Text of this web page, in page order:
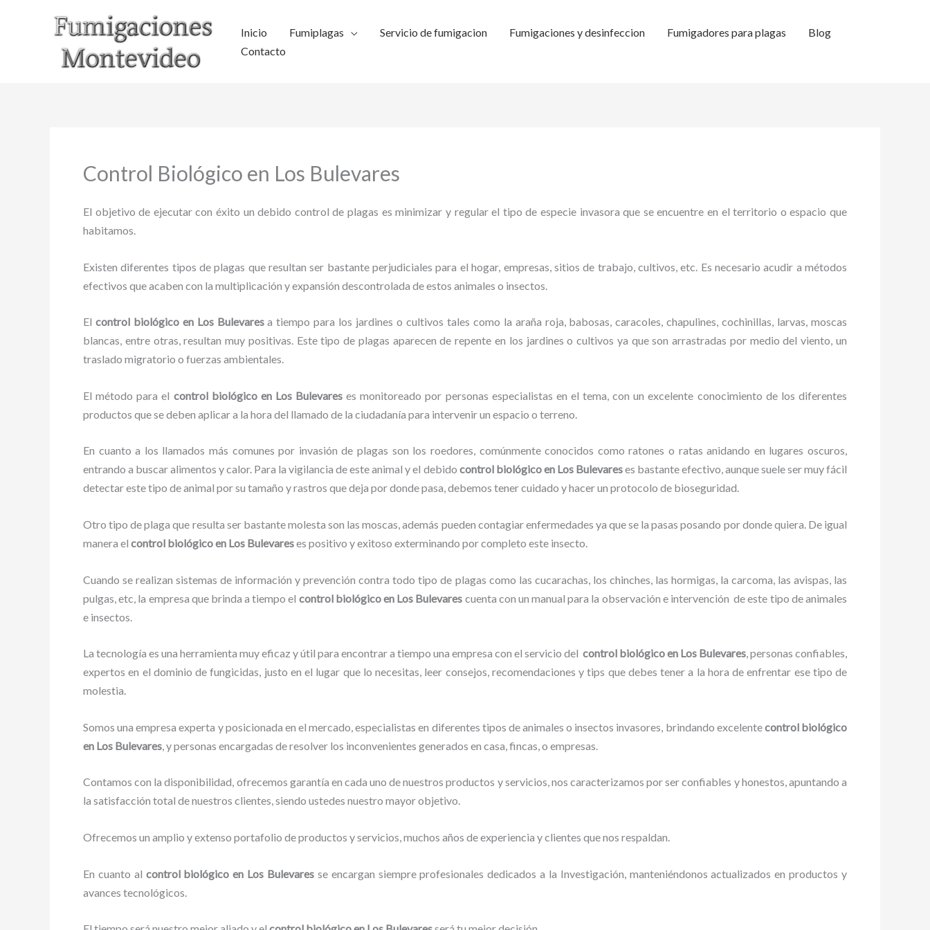
Inicio Fumiplagas Servicio de fumigacion Fumigaciones y desinfeccion Fumigadores para plagas
Blog
Contacto
Control Biológico en Los Bulevares
El objetivo de ejecutar con éxito un debido control de plagas es minimizar y regular el tipo de especie invasora que se encuentre en el territorio o espacio que
habitamos.
Existen diferentes tipos de plagas que resultan ser bastante perjudiciales para el hogar, empresas, sitios de trabajo, cultivos, etc. Es necesario acudir a métodos
efectivos que acaben con la multiplicación y expansión descontrolada de estos animales o insectos.
El control biológico en Los Bulevaresa tiempo para los jardines o cultivos tales como la araña roja, babosas, caracoles, chapulines, cochinillas, larvas, moscas
blancas, entre otras, resultan muy positivas. Este tipo de plagas aparecen de repente en los jardines o cultivos ya que son arrastradas por medio del viento, un
traslado migratorio o fuerzas ambientales.
El método para el control biológico en Los Bulevares es monitoreado por personas especialistas en el tema, con un excelente conocimiento de los diferentes
productos que se deben aplicar a la hora del llamado de la ciudadanía para intervenir un espacio o terreno.
En cuanto a los llamados más comunes por invasión de plagas son los roedores, comúnmente conocidos como ratones o ratas anidando en lugares oscuros,
entrando a buscar alimentos y calor. Para la vigilancia de este animal y el debido control biológico en Los Bulevareses bastante efectivo, aunque suele ser muy fácil
detectar este tipo de animal por su tamaño y rastros que deja por donde pasa, debemos tener cuidado y hacer un protocolo de bioseguridad.
Otro tipo de plaga que resulta ser bastante molesta son las moscas, además pueden contagiar enfermedades ya que se la pasas posando por donde quiera. De igual
manera el control biológico en Los Bulevareses positivo y exitoso exterminando por completo este insecto.
Cuando se realizan sistemas de información y prevención contra todo tipo de plagas como las cucarachas, los chinches, las hormigas, la carcoma, las avispas, las
pulgas, etc, la empresa que brinda a tiempo el control biológico en Los Bulevares cuenta con un manual para la observación e intervención de este tipo de animales
e insectos.
La tecnología es una herramienta muy eficaz y útil para encontrar a tiempo una empresa con el servicio del control biológico en Los Bulevares, personas confiables,
expertos en el dominio de fungicidas, justo en el lugar que lo necesitas, leer consejos, recomendaciones y tips que debes tener a la hora de enfrentar ese tipo de
molestia.
Somos una empresa experta y posicionada en el mercado, especialistas en diferentes tipos de animales o insectos invasores, brindando excelentecontrol biológico
en Los Bulevares , y personas encargadas de resolver los inconvenientes generados en casa, fincas, o empresas.
Contamos con la disponibilidad, ofrecemos garantía en cada uno de nuestros productos y servicios, nos caracterizamos por ser confiables y honestos, apuntando a
la satisfacción total de nuestros clientes, siendo ustedes nuestro mayor objetivo.
Ofrecemos un amplio y extenso portafolio de productos y servicios, muchos años de experiencia y clientes que nos respaldan.
En cuanto al control biológico en Los Bulevares se encargan siempre profesionales dedicados a la Investigación, manteniéndonos actualizados en productos y
avances tecnológicos.